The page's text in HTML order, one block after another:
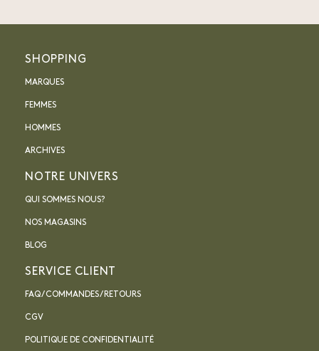
SHOPPING
MARQUES
FEMMES
HOMMES
ARCHIVES
NOTRE UNIVERS
QUI SOMMES NOUS?
NOS MAGASINS
BLOG
SERVICE CLIENT
FAQ / COMMANDES / RETOURS
CGV
POLITIQUE DE CONFIDENTIALITÉ